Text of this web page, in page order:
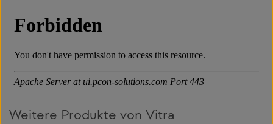
Weitere Produkte von Vitra